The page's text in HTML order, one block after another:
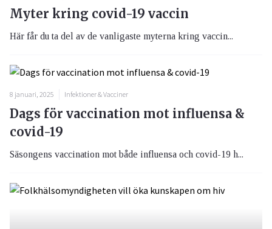
Myter kring covid-19 vaccin
Här får du ta del av de vanligaste myterna kring vaccin...
8 januari, 2025 Infektioner & Vacciner
Dags för vaccination mot influensa &
covid-19
Säsongens vaccination mot både influensa och covid-19 h...